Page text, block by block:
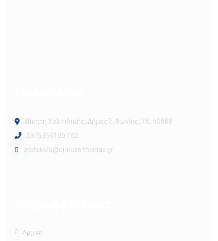
Νικήτη Χαλκιδικής, Δήμος Σιθωνίας, ΤΚ: 63088
2375350100 102
protokolo@dimossithonias.gr
Αρχική